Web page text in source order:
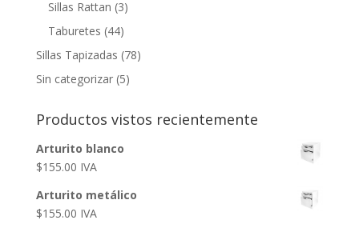
Sillas Rattan (3)
Taburetes (44)
Sillas Tapizadas (78)
Sin categorizar (5)
Productos vistos recientemente
Arturito blanco
$155.00 IVA
Arturito metálico
$155.00 IVA